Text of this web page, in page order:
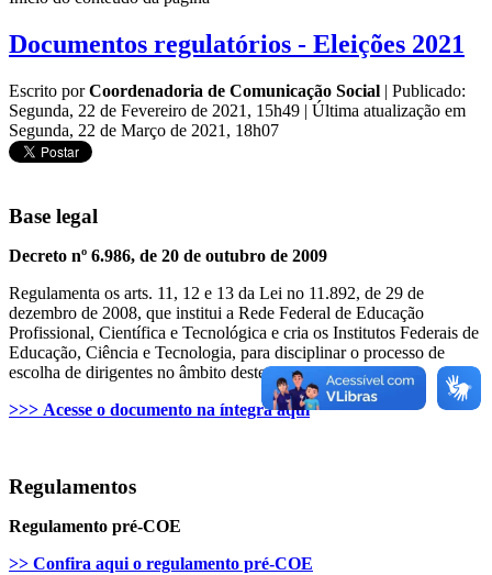
Documentos regulatórios - Eleições 2021
Escrito porCoordenadoria de Comunicação Social | Publicado:
Segunda, 22 de Fevereiro de 2021, 15h49 | Última atualização em
Segunda, 22 de Março de 2021, 18h07
Base legal
Decreto nº 6.986, de 20 de outubro de 2009
Regulamenta os arts. 11, 12 e 13 da Lei no 11.892, de 29 de
dezembro de 2008, que institui a Rede Federal de Educação
Profissional, Científica e Tecnológica e cria os Institutos Federais de
Educação, Ciência e Tecnologia, para disciplinar o processo de
escolha de dirigentes no âmbito destes Institutos.
>>> Acesse o documento na íntegra aqui
Regulamentos
Regulamento pré-COE
>> Confira aqui o regulamento pré-COE